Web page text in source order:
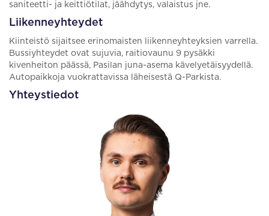
saniteetti- ja keittiötilat, jäähdytys, valaistus jne.
Liikenneyhteydet
Kiinteistö sijaitsee erinomaisten liikenneyhteyksien varrella.
Bussiyhteydet ovat sujuvia, raitiovaunu 9 pysäkki
kivenheiton päässä, Pasilan juna-asema kävelyetäisyydellä.
Autopaikkoja vuokrattavissa läheisestä Q-Parkista.
Yhteystiedot